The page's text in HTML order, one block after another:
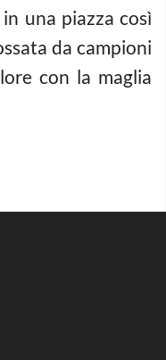
una piazza così
da campioni
con la maglia